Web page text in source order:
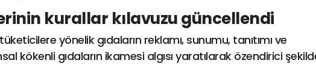
kurallar kılavuzu güncellendi
yönelik gıdaların reklamı, sunumu, tanıtımı ve
kökenli gıdaların ikamesi algısı yaratılarak özendirici